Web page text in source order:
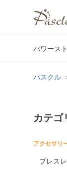
パワース
パスクル
カテゴ
アクセサリ
ブレス